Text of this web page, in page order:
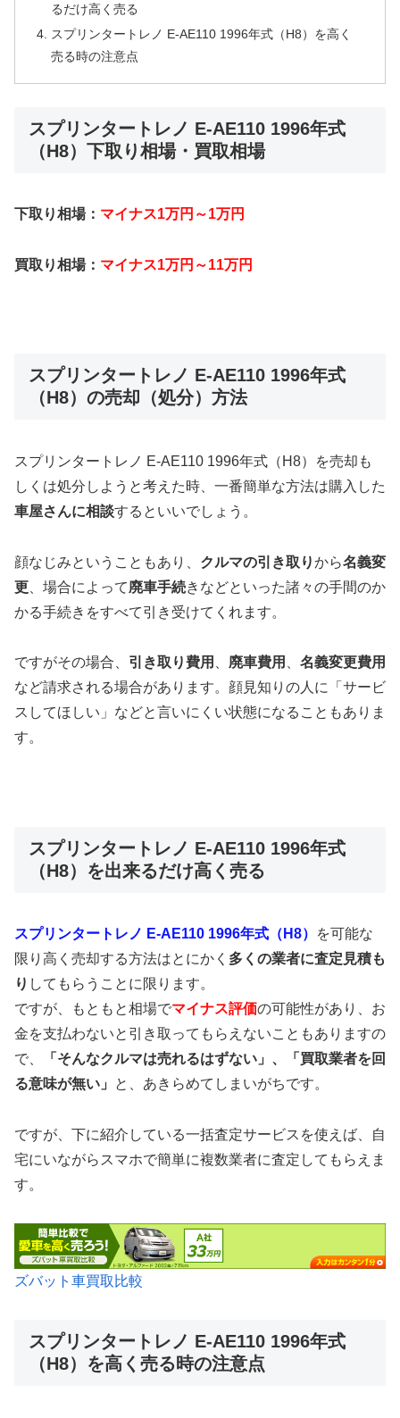
るだけ高く売る
スプリンタートレノ E-AE110 1996年式（H8）を高く
売る時の注意点
スプリンタートレノ E-AE110 1996年式
（H8）下取り相場・買取相場
下取り相場： マイナス1万円～1万円
買取り相場： マイナス1万円～11万円
スプリンタートレノ E-AE110 1996年式
（H8）の売却（処分）方法
スプリンタートレノ E-AE110 1996年式（H8）を売却も
しくは処分しようと考えた時、一番簡単な方法は購入した
車屋さんに相談するといいでしょう。
顔なじみということもあり、 クルマの引き取りから名義変
更 、場合によって廃車手続きなどといった諸々の手間のか
かる手続きをすべて引き受けてくれます。
ですがその場合、 引き取り費用 廃車費用
名義変更費用
など請求される場合があります。顔見知りの人に「サービ
スしてほしい」などと言いにくい状態になることもありま
す。
スプリンタートレノ E-AE110 1996年式
（H8）を出来るだけ高く売る
スプリンタートレノ E-AE110 1996年式（H8）
を可能な
限り高く売却する方法はとにかく 多くの業者に査定見積も
り してもらうことに限ります。
ですが、もともと相場でマイナス評価の可能性があり、お
金を支払わないと引き取ってもらえないこともありますの
で、
「そんなクルマは売れるはずない」、「買取業者を回
る意味が無い」
と、あきらめてしまいがちです。
ですが、下に紹介している一括査定サービスを使えば、自
宅にいながらスマホで簡単に複数業者に査定してもらえま
す。
ズバット車買取比較
スプリンタートレノ E-AE110 1996年式
（H8）を高く売る時の注意点